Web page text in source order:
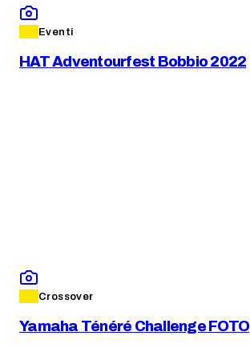
Eventi
HAT Adventourfest Bobbio 2022
Crossover
Yamaha Ténéré Challenge FOTO